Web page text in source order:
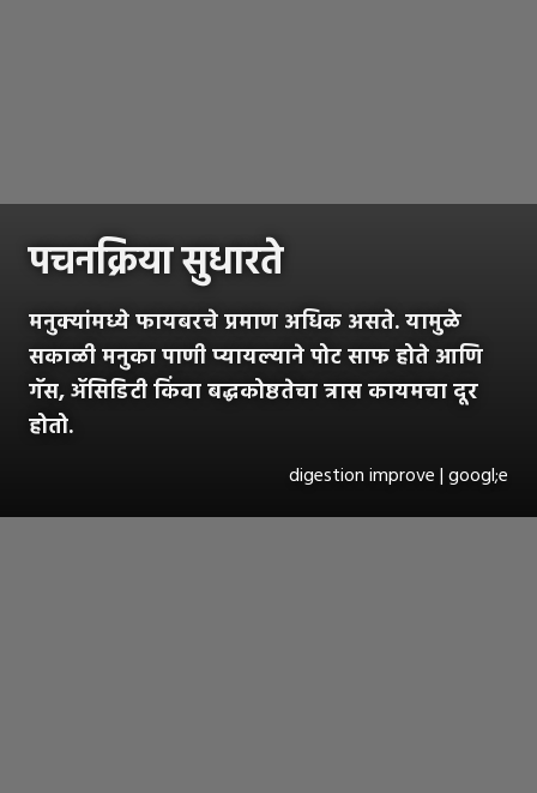
पचनक्रिया सुधारते
मनुक्यांमध्ये फायबरचे प्रमाण अधिक असते. यामुळे
सकाळी मनुका पाणी प्यायल्याने पोट साफ होते आणि
गॅस, ॲसिडिटी किंवा बद्धकोष्ठतेचा त्रास कायमचा दूर
होतो.
digestion improve | googl;e